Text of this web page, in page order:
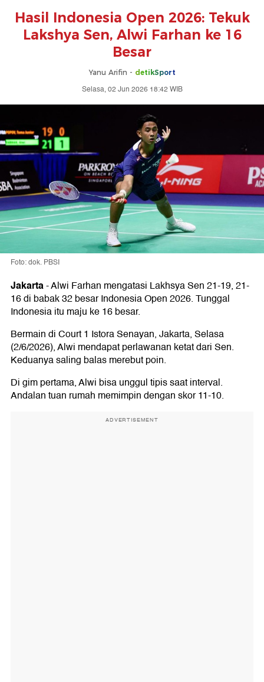
Hasil Indonesia Open 2026: Tekuk
Lakshya Sen, Alwi Farhan ke 16
Besar
Yanu Arifin - detikSport
Selasa, 02 Jun 2026 18:42 WIB
Foto: dok. PBSI
Jakarta-Alwi Farhan mengatasi Lakhsya Sen 21-19, 21-
16 di babak 32 besar Indonesia Open 2026. Tunggal
Indonesia itu maju ke 16 besar.
Bermain di Court 1 Istora Senayan, Jakarta, Selasa
(2/6/2026), Alwi mendapat perlawanan ketat dari Sen.
Keduanya saling balas merebut poin.
Di gim pertama, Alwi bisa unggul tipis saat interval.
Andalan tuan rumah memimpin dengan skor 11-10.
ADVERTISEMENT